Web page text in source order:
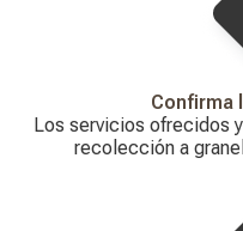
Confirma
Los servicios ofrecidos
recolección a